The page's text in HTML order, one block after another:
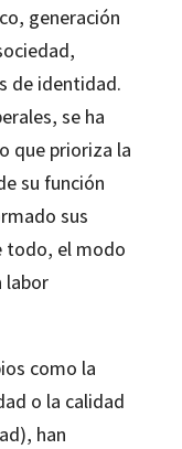
generación
de identidad.
se ha
que prioriza la
su función
sus
todo, el modo
labor
como la
o la calidad
han